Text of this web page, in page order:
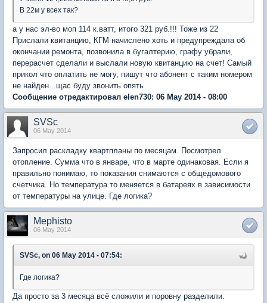
В 22м у всех так?
а у нас эл-во моп 114 к.ватт, итого 321 руб.!!! Тоже из 22
Прислали квитанцию, КГМ начислено хоть и предупреждала об
окончании ремонта, позвонила в бугалтерию, графу убрали,
перерасчет сделали и выслали новую квитанцию на счет! Самый
прикол что оплатить не могу, пишут что абонент с таким номером
не найден...щас буду звонить опять
Сообщение отредактировал elen730: 06 May 2014 - 08:00
SVSc
06 May 2014
Запросил раскладку квартпланы по месяцам. Посмотрел
отопление. Сумма что в январе, что в марте одинаковая. Если я
правильно понимаю, то показания снимаются с общедомового
счетчика. Но температура то меняется в батареях в зависимости
от температуры на улице. Где логика?
Mephisto
06 May 2014
SVSc, on 06 May 2014 - 07:54:
Где логика?
Да просто за 3 месяца всё сложили и поровну разделили.